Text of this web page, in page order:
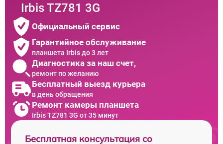
Irbis TZ781 3G
Официальный сервис
Гарантийное обслуживание
планшета Irbis до 3 лет
Диагностика за наш счет,
ремонт по желанию
Бесплатный выезд курьера
в день обращения
Ремонт камеры планшета
Irbis TZ781 3G от 35 минут
Бесплатная консультация со